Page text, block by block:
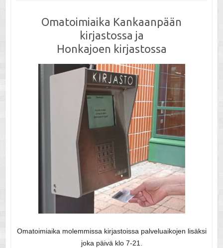
Omatoimiaika Kankaanpään
kirjastossa ja
Honkajoen kirjastossa
Omatoimiaika molemmissa kirjastoissa palveluaikojen lisäksi
joka päivä klo 7-21.